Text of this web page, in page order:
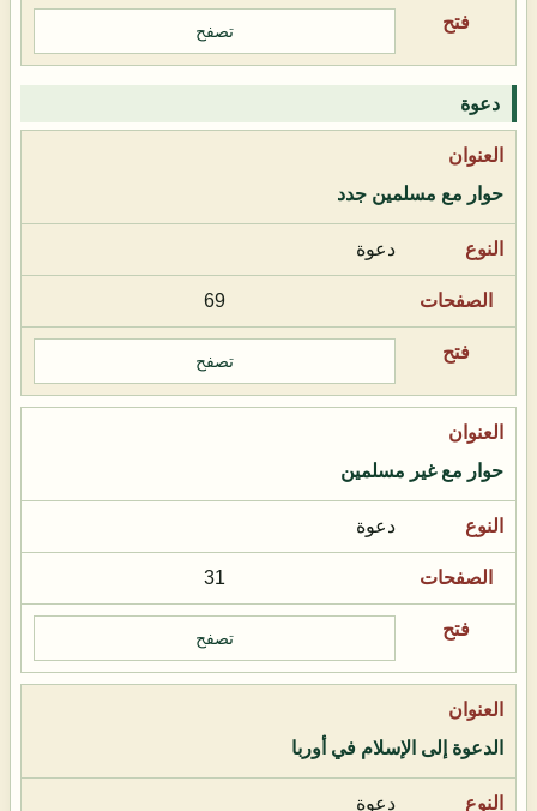
تصفح
دعوة
حوار مع مسلمين جدد
دعوة
69
تصفح
حوار مع غير مسلمين
دعوة
31
تصفح
الدعوة إلى الإسلام في أوربا
دعوة